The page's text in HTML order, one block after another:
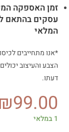
עסקים בהתאם
המלאי
*אנו מתחייבים
הצבע והעיצוב
דעתו.
99.00
1 במלאי